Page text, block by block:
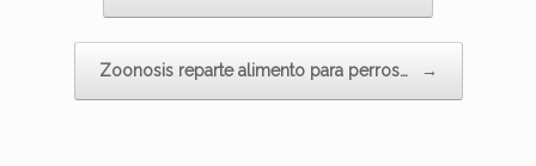
Zoonosis reparte alimento para perros… →